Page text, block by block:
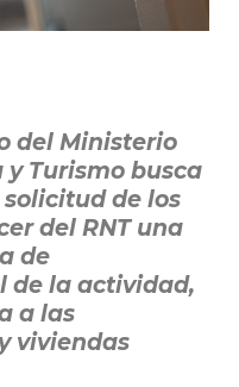
del Ministerio
Turismo busca
de los
del RNT una
de
de la actividad,
a las
viviendas